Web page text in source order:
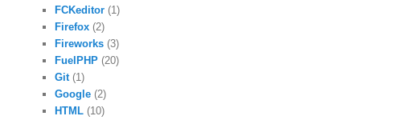
FCKeditor (1)
Firefox (2)
Fireworks (3)
FuelPHP (20)
Git (1)
Google (2)
HTML (10)